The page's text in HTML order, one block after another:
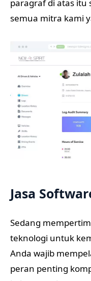
paragraf di atas itu
semua mitra kami
Jasa
Sedang
teknologi untuk
Anda wajib
peran penting